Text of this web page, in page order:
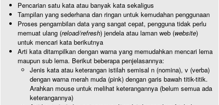
Pencarian satu kata atau banyak kata sekaligus
Tampilan yang sederhana dan ringan untuk kemudahan penggunaan
Proses pengambilan data yang sangat cepat, pengguna tidak perlu
memuat ulang (reload/refresh) jendela atau laman web (website)
untuk mencari kata berikutnya
Arti kata ditampilkan dengan warna yang memudahkan mencari lema
maupun sub lema. Berikut beberapa penjelasannya:
Jenis kata atau keterangan istilah semisal n (nomina), v (verba)
dengan warna merah muda (pink) dengan garis bawah titik-titik.
Arahkan mouse untuk melihat keterangannya (belum semua ada
keterangannya)